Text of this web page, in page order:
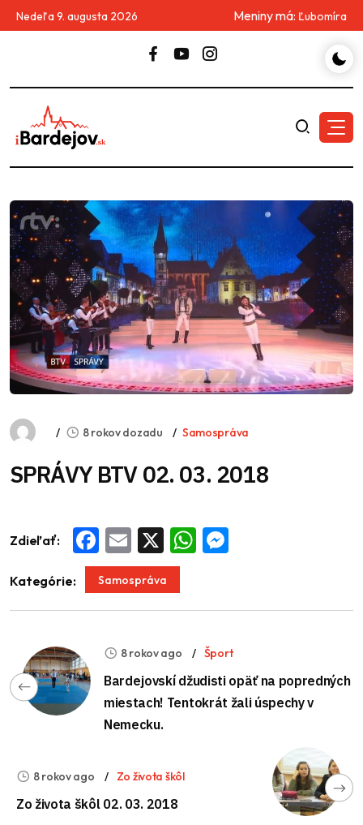
Nedeľa 9. augusta 2026 Meniny má: Ľubomíra
8 rokov dozadu Samospráva
SPRÁVY BTV 02. 03. 2018
Zdieľať: Facebook
Email WhatsApp
Kategórie: Samospráva
8 rokov ago Šport
Bardejovskí džudisti opäť na popredných
miestach! Tentokrát žali úspechy v
Nemecku.
8 rokov ago Zo života škôl
Zo života škôl 02. 03. 2018